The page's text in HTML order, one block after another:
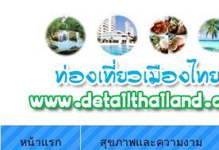
หน้าแรก สุขภาพและความงาม